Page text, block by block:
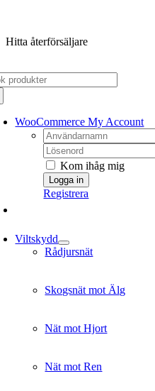
innehållet
Hitta återförsäljare
WooCommerce My Account
Username:
Password:
Kom ihåg mig
Registrera
Viltskydd
Rådjursnät
Skogsnät mot Älg
Nät mot Hjort
Nät mot Ren